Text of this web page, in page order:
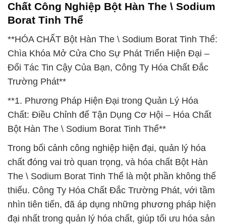
Chất Công Nghiệp Bột Hàn The \ Sodium
Borat Tinh Thể
**HÓA CHẤT Bột Hàn The \ Sodium Borat Tinh Thể:
Chìa Khóa Mở Cửa Cho Sự Phát Triển Hiện Đại –
Đối Tác Tin Cậy Của Bạn, Công Ty Hóa Chất Đắc
Trường Phát**
**1. Phương Pháp Hiện Đại trong Quản Lý Hóa
Chất: Điều Chỉnh để Tận Dụng Cơ Hội – Hóa Chất
Bột Hàn The \ Sodium Borat Tinh Thể**
Trong bối cảnh công nghiệp hiện đại, quản lý hóa
chất đóng vai trò quan trọng, và hóa chất Bột Hàn
The \ Sodium Borat Tinh Thể là một phần không thể
thiếu. Công Ty Hóa Chất Đắc Trường Phát, với tầm
nhìn tiên tiến, đã áp dụng những phương pháp hiện
đại nhất trong quản lý hóa chất, giúp tối ưu hóa sản